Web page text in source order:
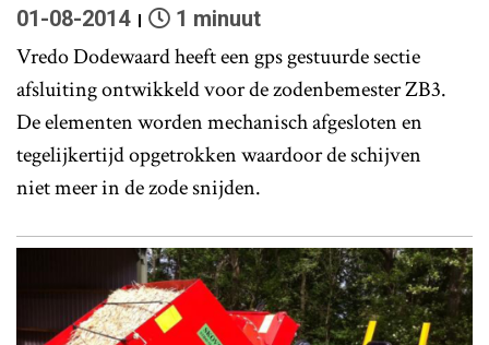
01-08-2014 1 minuut
Vredo Dodewaard heeft een gps gestuurde sectie
afsluiting ontwikkeld voor de zodenbemester ZB3.
De elementen worden mechanisch afgesloten en
tegelijkertijd opgetrokken waardoor de schijven
niet meer in de zode snijden.